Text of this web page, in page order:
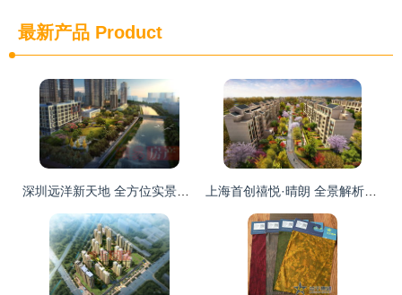
最新产品 Product
深圳远洋新天地 全方位实景呈现，开启品质人居新体验 上海首创禧悦·晴朗 全景解析配套实景、样板间与户型设计